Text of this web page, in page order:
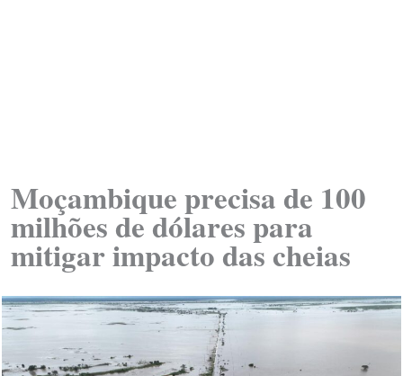
Moçambique precisa de 100
milhões de dólares para
mitigar impacto das cheias